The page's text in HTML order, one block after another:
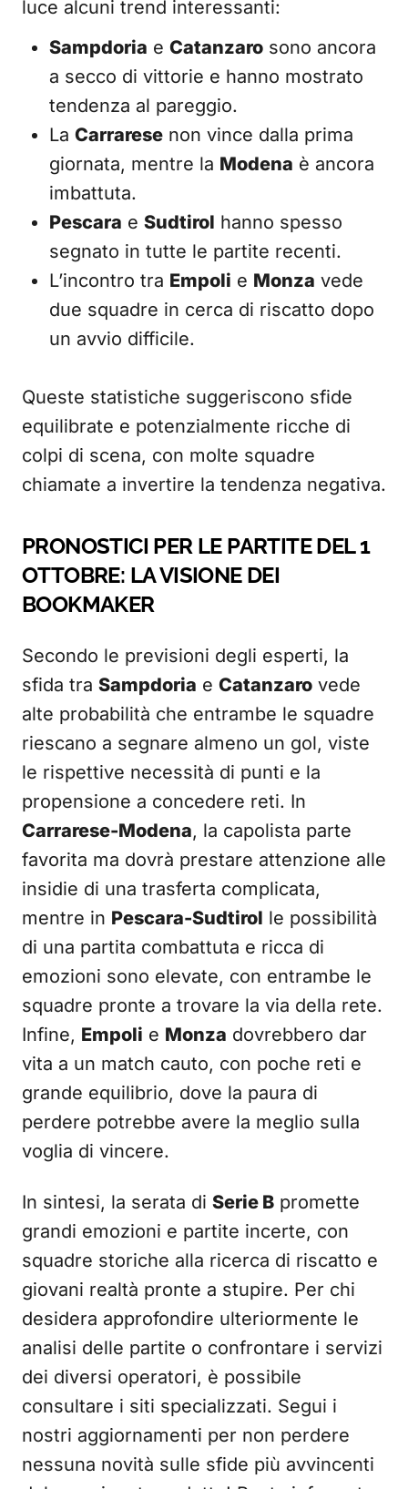
luce alcuni trend interessanti:
Sampdoria e Catanzaro sono ancora
a secco di vittorie e hanno mostrato
tendenza al pareggio.
La Carrarese non vince dalla prima
giornata, mentre la Modena è ancora
imbattuta.
Pescara e Sudtirol hanno spesso
segnato in tutte le partite recenti.
L’incontro tra Empoli e Monza vede
due squadre in cerca di riscatto dopo
un avvio difficile.
Queste statistiche suggeriscono sfide
equilibrate e potenzialmente ricche di
colpi di scena, con molte squadre
chiamate a invertire la tendenza negativa.
PRONOSTICI PER LE PARTITE DEL 1
OTTOBRE: LA VISIONE DEI
BOOKMAKER
Secondo le previsioni degli esperti, la
sfida tra Sampdoria e Catanzaro vede
alte probabilità che entrambe le squadre
riescano a segnare almeno un gol, viste
le rispettive necessità di punti e la
propensione a concedere reti. In
Carrarese-Modena, la capolista parte
favorita ma dovrà prestare attenzione alle
insidie di una trasferta complicata,
mentre in Pescara-Sudtirol le possibilità
di una partita combattuta e ricca di
emozioni sono elevate, con entrambe le
squadre pronte a trovare la via della rete.
Infine, Empoli e Monza dovrebbero dar
vita a un match cauto, con poche reti e
grande equilibrio, dove la paura di
perdere potrebbe avere la meglio sulla
voglia di vincere.
In sintesi, la serata di Serie B promette
grandi emozioni e partite incerte, con
squadre storiche alla ricerca di riscatto e
giovani realtà pronte a stupire. Per chi
desidera approfondire ulteriormente le
analisi delle partite o confrontare i servizi
dei diversi operatori, è possibile
consultare i siti specializzati. Segui i
nostri aggiornamenti per non perdere
nessuna novità sulle sfide più avvincenti